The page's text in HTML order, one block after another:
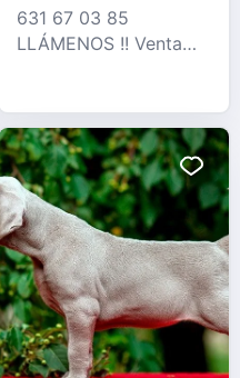
631 67 03 85
LLÁMENOS !! Venta
pelo duro , perros muy
adptados tanto como
para hogar como para
rastreo de jabalí ,